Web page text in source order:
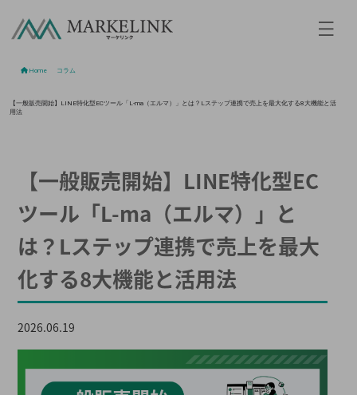
Home コラム
【一般販売開始】LINE特化型ECツール「L-ma（エルマ）」とは？Lステップ連携で売上を最大化する8大機能と活
用法
【一般販売開始】LINE特化型EC
ツール「L-ma（エルマ）」と
は？Lステップ連携で売上を最大
化する8大機能と活用法
2026.06.19